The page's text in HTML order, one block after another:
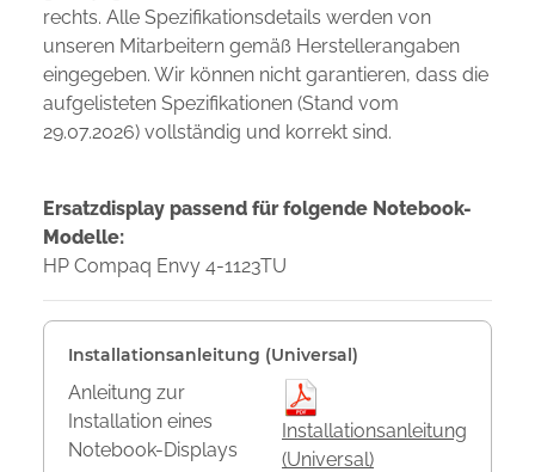
rechts. Alle Spezifikationsdetails werden von
unseren Mitarbeitern gemäß Herstellerangaben
eingegeben. Wir können nicht garantieren, dass die
aufgelisteten Spezifikationen (Stand vom
29.07.2026) vollständig und korrekt sind.
Ersatzdisplay passend für folgende Notebook-
Modelle:
HP Compaq Envy 4-1123TU
Installationsanleitung (Universal)
Anleitung zur
Installation eines
Notebook-Displays
Installationsanleitung
(Universal)